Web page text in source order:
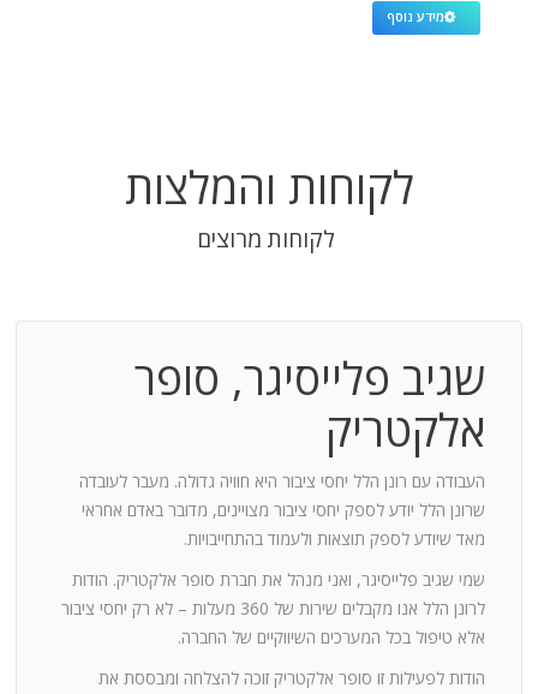
מידע נוסף
לקוחות והמלצות
לקוחות מרוצים
שגיב פלייסיגר, סופר
אלקטריק
העבודה עם רונן הלל יחסי ציבור היא חוויה גדולה. מעבר לעובדה
שרונן הלל יודע לספק יחסי ציבור מצויינים, מדובר באדם אחראי
מאד שיודע לספק תוצאות ולעמוד בהתחייבויות.
שמי שגיב פלייסיגר, ואני מנהל את חברת סופר אלקטריק. הודות
לרונן הלל אנו מקבלים שירות של 360 מעלות – לא רק יחסי ציבור
אלא טיפול בכל המערכים השיווקיים של החברה.
הודות לפעילות זו סופר אלקטריק זוכה להצלחה ומבססת את